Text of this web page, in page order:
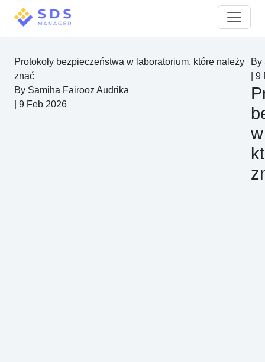
Protokoły bezpieczeństwa w laboratorium, które należy
znać
By Samiha Fairooz Audrika
9 Feb 2026
By
9